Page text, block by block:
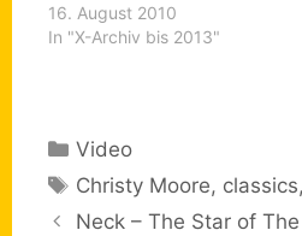
16. August 2010
In "X-Archiv bis 2013"
Kategorien
Video
Schlagwörter
Christy Moore, classics,
Neck – The Star of